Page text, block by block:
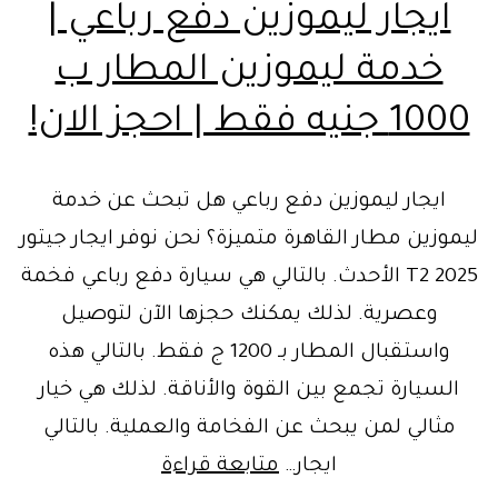
ايجار ليموزين دفع رباعي |
خدمة ليموزين المطار ب
1000 جنيه فقط | احجز الان!
ايجار ليموزين دفع رباعي هل تبحث عن خدمة
ليموزين مطار القاهرة متميزة؟ نحن نوفر ايجار جيتور
T2 2025 الأحدث. بالتالي هي سيارة دفع رباعي فخمة
وعصرية. لذلك يمكنك حجزها الآن لتوصيل
واستقبال المطار بـ 1200 ج فقط. بالتالي هذه
السيارة تجمع بين القوة والأناقة. لذلك هي خيار
مثالي لمن يبحث عن الفخامة والعملية. بالتالي
ايجار… متابعة قراءةايجار